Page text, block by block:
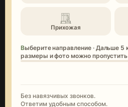
Прихожая
Выберите направление · Дальше 5 коротких вопросов ·
размеры и фото можно пропустить
Без навязчивых звонков.
Ответим удобным способом.